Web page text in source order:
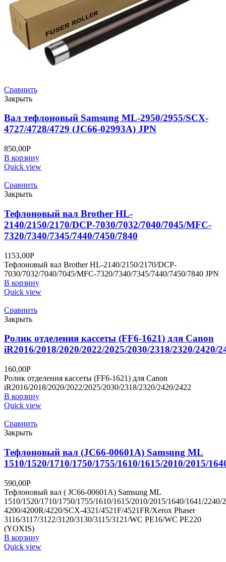
Сравнить
Закрыть
Вал тефлоновый Samsung ML-2950/2955/SCX-
4727/4728/4729 (JC66-02993A) JPN
850,00Р
В корзину
Quick view
Сравнить
Закрыть
Тефлоновый вал Brother HL-
2140/2150/2170/DCP-7030/7032/7040/7045/MFC-
7320/7340/7345/7440/7450/7840
1153,00Р
Тефлоновый вал Brother HL-2140/2150/2170/DCP-
7030/7032/7040/7045/MFC-7320/7340/7345/7440/7450/7840 JPN
В корзину
Quick view
Сравнить
Закрыть
Ролик отделения кассеты (FF6-1621) для Canon
iR2016/2018/2020/2022/2025/2030/2318/2320/2420/
160,00Р
Ролик отделения кассеты (FF6-1621) для Canon
iR2016/2018/2020/2022/2025/2030/2318/2320/2420/2422
В корзину
Quick view
Сравнить
Закрыть
Тефлоновый вал (JC66-00601A) Samsung ML
1510/1520/1710/1750/1755/1610/1615/2010/2015/
590,00Р
Тефлоновый вал ( JC66-00601A) Samsung ML
1510/1520/1710/1750/1755/1610/1615/2010/2015/1640/1641/
4200/4200R/4220/SCX-4321/4521F/4521FR/Xerox Phaser
3116/3117/3122/3120/3130/3115/3121/WC PE16/WC PE220
(YOXIS)
В корзину
Quick view